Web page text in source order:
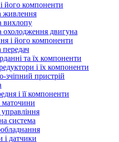
його компоненти
живлення
вихлопу
охолодження двигуна
і його компоненти
передач
та їх компоненти
і їх компоненти
зчіпний пристрій
і її компоненти
маточини
система
і датчики